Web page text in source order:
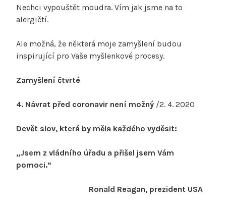
Nechci vypouštět moudra. Vím jak jsme na to
alergičtí.
Ale možná, že některá moje zamyšlení budou
inspirující pro Vaše myšlenkové procesy.
Zamyšlení čtvrté
4. Návrat před coronavir není možný /2. 4. 2020
Devět slov, která by měla každého vyděsit:
„Jsem z vládního úřadu a přišel jsem Vám
pomoci.“
Ronald Reagan, prezident USA